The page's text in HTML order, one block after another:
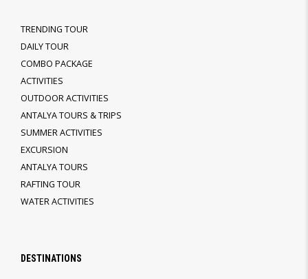
TRENDING TOUR
DAILY TOUR
COMBO PACKAGE
ACTIVITIES
OUTDOOR ACTIVITIES
ANTALYA TOURS & TRIPS
SUMMER ACTIVITIES
EXCURSION
ANTALYA TOURS
RAFTING TOUR
WATER ACTIVITIES
DESTINATIONS